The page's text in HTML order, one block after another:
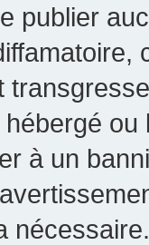
publier
à un